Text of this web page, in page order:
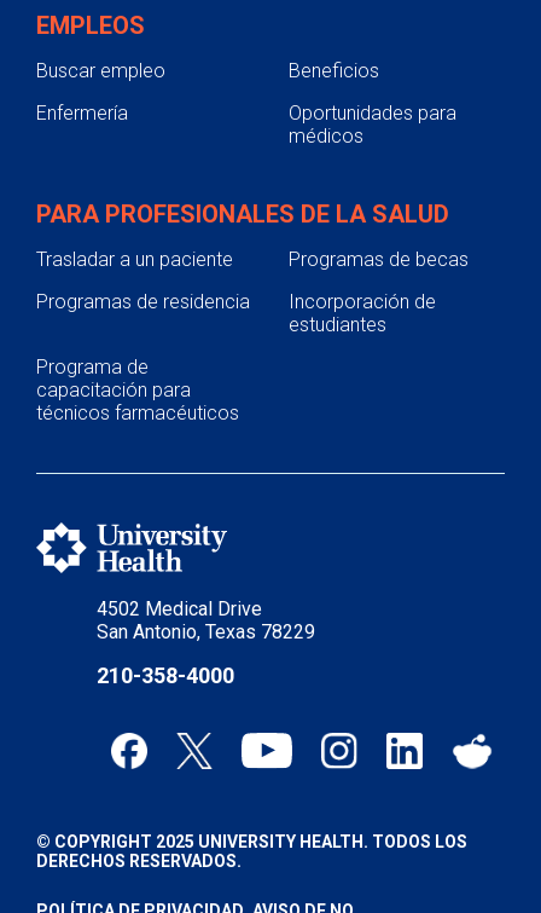
4502 Medical Drive
San Antonio, Texas 78229
210-358-4000
EMPLEOS
Buscar empleo
Beneficios
Enfermería
Oportunidades para
médicos
PARA PROFESIONALES DE LA SALUD
Trasladar a un paciente
Programas de becas
Programas de residencia
Incorporación de
estudiantes
Programa de
capacitación para
técnicos farmacéuticos
© COPYRIGHT 2025 UNIVERSITY HEALTH. TODOS LOS
DERECHOS RESERVADOS.